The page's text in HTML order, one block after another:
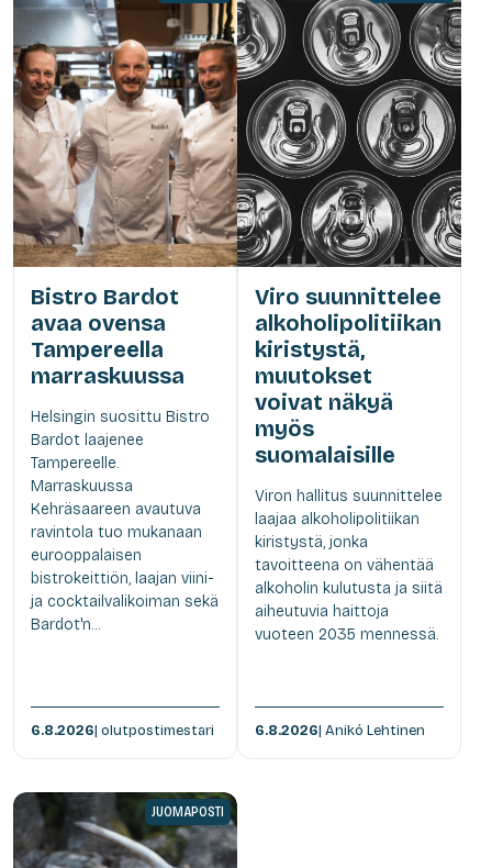
Bistro Bardot
avaa ovensa
Tampereella
marraskuussa
Helsingin suosittu Bistro
Bardot laajenee
Tampereelle.
Marraskuussa
Kehräsaareen avautuva
ravintola tuo mukanaan
eurooppalaisen
bistrokeittiön, laajan viini-
ja cocktailvalikoiman sekä
Bardot'n...
6.8.2026| olutpostimestari
Viro suunnittelee
alkoholipolitiikan
kiristystä,
muutokset
voivat näkyä
myös
suomalaisille
Viron hallitus suunnittelee
laajaa alkoholipolitiikan
kiristystä, jonka
tavoitteena on vähentää
alkoholin kulutusta ja siitä
aiheutuvia haittoja
vuoteen 2035 mennessä.
6.8.2026| Anikó Lehtinen
JUOMAPOSTI